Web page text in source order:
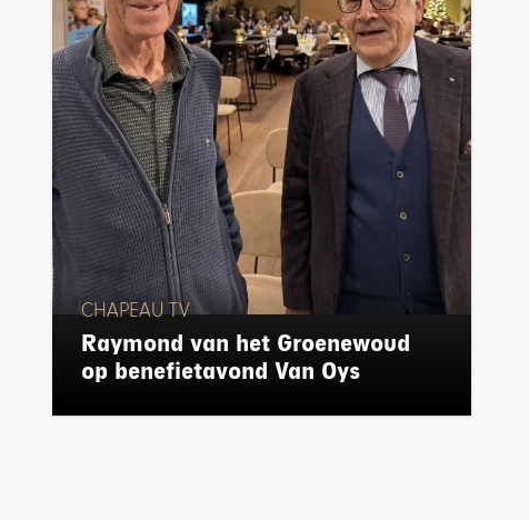
CHAPEAU TV
Raymond van het Groenewoud
op benefietavond Van Oys